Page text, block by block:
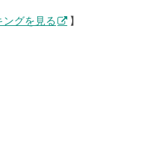
グを見る 】